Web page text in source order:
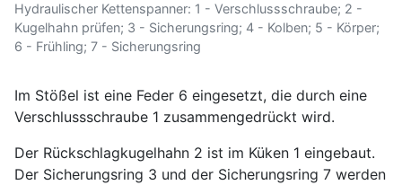
Hydraulischer Kettenspanner: 1 - Verschlussschraube; 2 -
Kugelhahn prüfen; 3 - Sicherungsring; 4 - Kolben; 5 - Körper;
6 - Frühling; 7 - Sicherungsring
Im Stößel ist eine Feder 6 eingesetzt, die durch eine
Verschlussschraube 1 zusammengedrückt wird.
Der Rückschlagkugelhahn 2 ist im Küken 1 eingebaut.
Der Sicherungsring 3 und der Sicherungsring 7 werden